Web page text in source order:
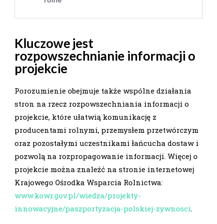
Kluczowe jest
rozpowszechnianie informacji o
projekcie
Porozumienie obejmuje także wspólne działania
stron na rzecz rozpowszechniania informacji o
projekcie, które ułatwią komunikację z
producentami rolnymi, przemysłem przetwórczym
oraz pozostałymi uczestnikami łańcucha dostaw i
pozwolą na rozpropagowanie informacji. Więcej o
projekcie można znaleźć na stronie internetowej
Krajowego Ośrodka Wsparcia Rolnictwa:
www.kowr.gov.pl/wiedza/projekty-
innowacyjne/paszportyzacja-polskiej-zywnosci.